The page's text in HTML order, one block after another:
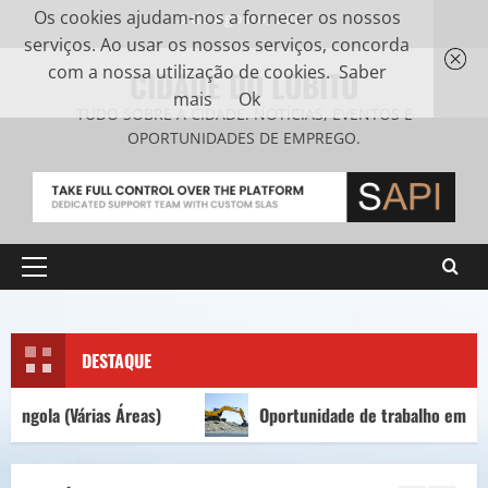
8 de Agosto, 2026
CIDADE DO LOBITO
TUDO SOBRE A CIDADE. NOTÍCIAS, EVENTOS E
OPORTUNIDADES DE EMPREGO.
DESTAQUE
Áreas) Oportunidade de trabalho em Portugal
Os cookies ajudam-nos a fornecer os nossos
serviços. Ao usar os nossos serviços, concorda
com a nossa utilização de cookies. Saber
mais
Ok